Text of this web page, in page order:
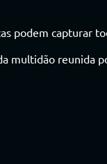
podem capturar
multidão reunida